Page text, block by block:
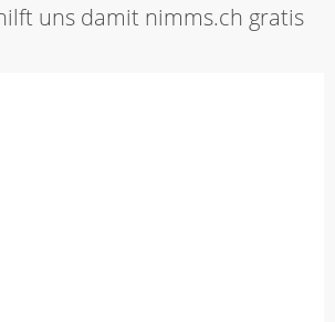
uns damit nimms.ch gratis